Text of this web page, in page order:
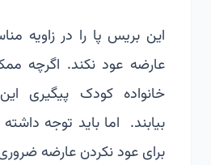
این بریس پا را در زاویه
عارضه عود نکند. اگرچه
خانواده کودک پیگیری
بیابند. اما باید توجه
برای عود نکردن عارضه